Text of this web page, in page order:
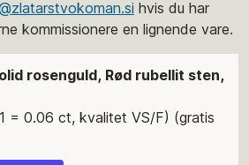
hvis du har
kommissionere en lignende vare.
rosenguld, Rød rubellit sten,
= 0.06 ct, kvalitet VS/F) (gratis